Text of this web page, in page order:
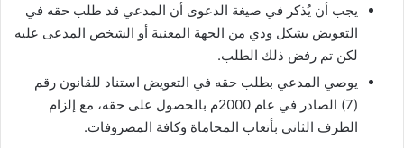
يجب أن يُذكر في صيغة الدعوى أن المدعي قد طلب حقه في
التعويض بشكل ودي من الجهة المعنية أو الشخص المدعى عليه
لكن تم رفض ذلك الطلب.
يوصي المدعي بطلب حقه في التعويض استناد للقانون رقم
(7) الصادر في عام 2000م بالحصول على حقه، مع إلزام
الطرف الثاني بأتعاب المحاماة وكافة المصروفات.